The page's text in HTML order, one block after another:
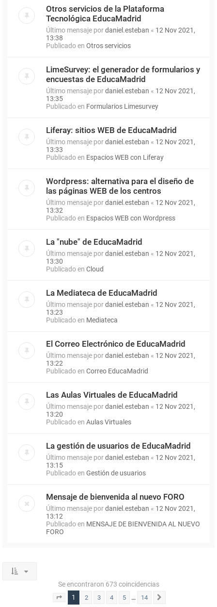
Otros servicios de la Plataforma
Tecnológica EducaMadrid
Último mensaje pordaniel.esteban « 12 Nov 2021,
13:38
Publicado en Otros servicios
LimeSurvey: el generador de formularios y
encuestas de EducaMadrid
Último mensaje pordaniel.esteban « 12 Nov 2021,
13:35
Publicado en Formularios Limesurvey
Liferay: sitios WEB de EducaMadrid
Último mensaje pordaniel.esteban « 12 Nov 2021,
13:33
Publicado en Espacios WEB con Liferay
Wordpress: alternativa para el diseño de
las páginas WEB de los centros
Último mensaje pordaniel.esteban « 12 Nov 2021,
13:32
Publicado en Espacios WEB con Wordpress
La "nube" de EducaMadrid
Último mensaje pordaniel.esteban « 12 Nov 2021,
13:30
Publicado en Cloud
La Mediateca de EducaMadrid
Último mensaje pordaniel.esteban « 12 Nov 2021,
13:23
Publicado en Mediateca
El Correo Electrónico de EducaMadrid
Último mensaje pordaniel.esteban « 12 Nov 2021,
13:22
Publicado en Correo EducaMadrid
Las Aulas Virtuales de EducaMadrid
Último mensaje pordaniel.esteban « 12 Nov 2021,
13:20
Publicado en Aulas Virtuales
La gestión de usuarios de EducaMadrid
Último mensaje pordaniel.esteban « 12 Nov 2021,
13:15
Publicado en Gestión de usuarios
Mensaje de bienvenida al nuevo FORO
Último mensaje pordaniel.esteban « 12 Nov 2021,
13:12
Publicado en MENSAJE DE BIENVENIDA AL NUEVO
FORO
Se encontraron 673 coincidencias
Página 1de 14
1 2 3 4 5 … 14